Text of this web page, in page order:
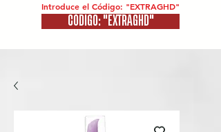
Introduce el Código: "EXTRAGHD"
CÓDIGO: "EXTRAGHD"